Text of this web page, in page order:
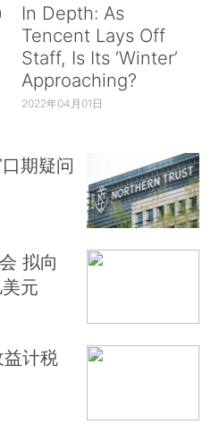
In Depth: As
Tencent Lays Off
Staff, Is Its ‘Winter’
Approaching?
2022年04月01日
期疑问
拟向
元
计税